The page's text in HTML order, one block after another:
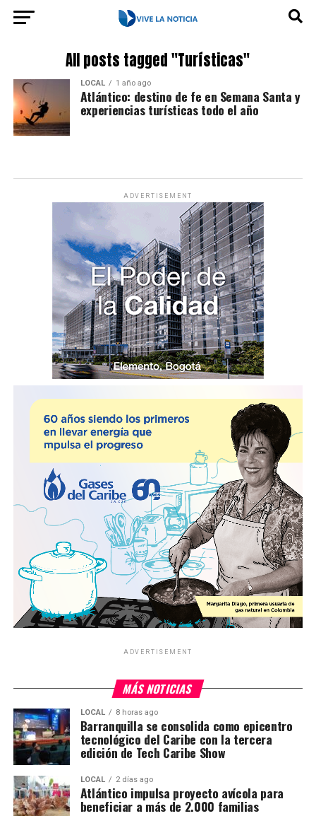
All posts tagged "Turísticas"
LOCAL 1 año ago
Atlántico: destino de fe en Semana Santa y
experiencias turísticas todo el año
ADVERTISEMENT
ADVERTISEMENT
MÁS NOTICIAS
LOCAL 8 horas ago
Barranquilla se consolida como epicentro
tecnológico del Caribe con la tercera
edición de Tech Caribe Show
LOCAL 2 días ago
Atlántico impulsa proyecto avícola para
beneficiar a más de 2.000 familias